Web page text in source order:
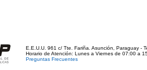
E.E.U.U. 961 c/ Tte. Fariña. Asunción, Paraguay -
Horario de Atención: Lunes a Viernes de 07:00 a
Preguntas Frecuentes